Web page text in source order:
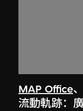
MAP Office、
流動軌跡：